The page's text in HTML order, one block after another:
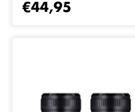
€44,95